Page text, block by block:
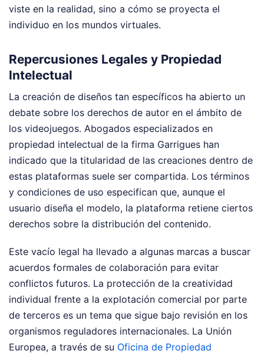
viste en la realidad, sino a cómo se proyecta el
individuo en los mundos virtuales.
Repercusiones Legales y Propiedad
Intelectual
La creación de diseños tan específicos ha abierto un
debate sobre los derechos de autor en el ámbito de
los videojuegos. Abogados especializados en
propiedad intelectual de la firma Garrigues han
indicado que la titularidad de las creaciones dentro de
estas plataformas suele ser compartida. Los términos
y condiciones de uso especifican que, aunque el
usuario diseña el modelo, la plataforma retiene ciertos
derechos sobre la distribución del contenido.
Este vacío legal ha llevado a algunas marcas a buscar
acuerdos formales de colaboración para evitar
conflictos futuros. La protección de la creatividad
individual frente a la explotación comercial por parte
de terceros es un tema que sigue bajo revisión en los
organismos reguladores internacionales. La Unión
Europea, a través de su Oficina de Propiedad